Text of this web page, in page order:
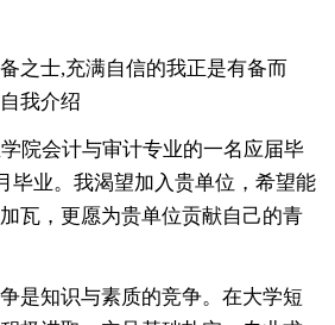
之士,充满自信的我正是有备而
我介绍
院会计与审计专业的一名应届毕
毕业。我渴望加入贵单位，希望能
瓦，更愿为贵单位贡献自己的青
是知识与素质的竞争。在大学短